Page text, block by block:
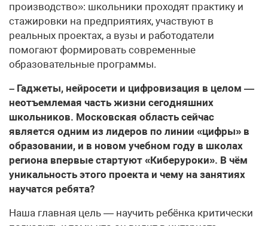
производство»: школьники проходят практику и
стажировки на предприятиях, участвуют в
реальных проектах, а вузы и работодатели
помогают формировать современные
образовательные программы.
– Гаджеты, нейросети и цифровизация в целом —
неотъемлемая часть жизни сегодняшних
школьников. Московская область сейчас
является одним из лидеров по линии «цифры» в
образовании, и в новом учебном году в школах
региона впервые стартуют «Киберуроки». В чём
уникальность этого проекта и чему на занятиях
научатся ребята?
Наша главная цель — научить ребёнка критически